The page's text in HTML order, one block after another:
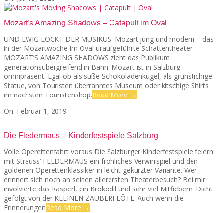
SEATS
07-
Mozart’s Amazing Shadows – Catapult im Oval
UND EWIG LOCKT DER MUSIKUS. Mozart jung und modern – das
in der Mozartwoche im Oval uraufgeführte Schattentheater
MOZART’S AMAZING SHADOWS zieht das Publikum
generationsübergreifend in Bann. Mozart ist in Salzburg
omnipräsent. Egal ob als süße Schokoladenkugel, als grünstichige
Statue, von Touristen überranntes Museum oder kitschige Shirts
im nächsten Touristenshop.Read More →
2019-
On: Februar 1, 2019
Die Fledermaus – Kinderfestspiele Salzburg
Volle Operettenfahrt voraus Die Salzburger Kinderfestspiele feiern
mit Strauss‘ FLEDERMAUS ein fröhliches Verwirrspiel und den
goldenen Operettenklassiker in leicht gekürzter Variante. Wer
erinnert sich noch an seinen allerersten Theaterbesuch? Bei mir
involvierte das Kasperl, ein Krokodil und sehr viel Mitfiebern. Dicht
gefolgt von der KLEINEN ZAUBERFLÖTE. Auch wenn die
ErinnerungenRead More →